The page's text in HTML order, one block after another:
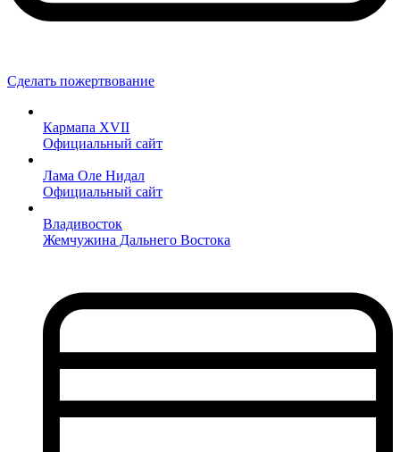
Сделать пожертвование
Кармапа XVII
Официальный сайт
Лама Оле Нидал
Официальный сайт
Владивосток
Жемчужина Дальнего Востока